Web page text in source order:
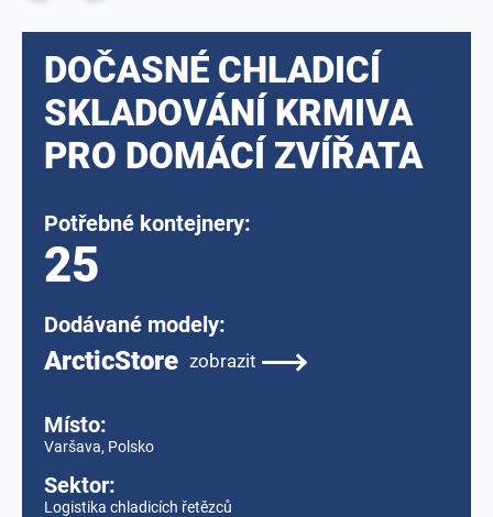
DOČASNÉ CHLADICÍ
SKLADOVÁNÍ KRMIVA
PRO DOMÁCÍ ZVÍŘATA
Potřebné kontejnery:
25
Dodávané modely:
ArcticStore zobrazit
Místo:
Varšava, Polsko
Sektor:
Logistika chladicích řetězců